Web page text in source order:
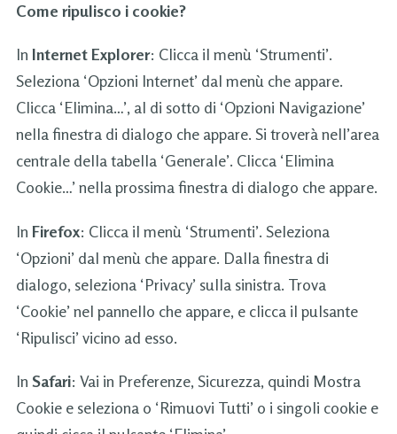
Come ripulisco i cookie?
In Internet Explorer: Clicca il menù ‘Strumenti’.
Seleziona ‘Opzioni Internet’ dal menù che appare.
Clicca ‘Elimina…’, al di sotto di ‘Opzioni Navigazione’
nella finestra di dialogo che appare. Si troverà nell’area
centrale della tabella ‘Generale’. Clicca ‘Elimina
Cookie…’ nella prossima finestra di dialogo che appare.
In Firefox: Clicca il menù ‘Strumenti’. Seleziona
‘Opzioni’ dal menù che appare. Dalla finestra di
dialogo, seleziona ‘Privacy’ sulla sinistra. Trova
‘Cookie’ nel pannello che appare, e clicca il pulsante
‘Ripulisci’ vicino ad esso.
In Safari: Vai in Preferenze, Sicurezza, quindi Mostra
Cookie e seleziona o ‘Rimuovi Tutti’ o i singoli cookie e